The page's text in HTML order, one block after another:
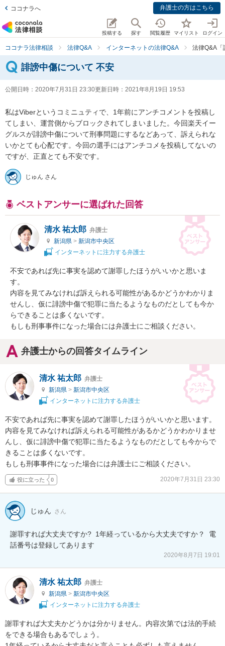
ココナラへ 弁護士の方はこちら
投稿する 探す 閲覧履歴 マイリスト ログイン
ココナラ法律相談 法律Q&A インターネットの法律Q&A 法律Q&A「
誹謗中傷について 不安
公開日時： 2020年7月31日 23:30更新日時： 2021年8月19日 19:53
私はViberというコミニュティで、1年前にアンチコメントを投稿し
てしまい、運営側からブロックされてしまいました。今回楽天イー
グルスが誹謗中傷について刑事問題にするなどあって、訴えられな
いかとても心配です。今回の選手にはアンチコメを投稿してないの
ですが、正直とても不安です。
じゅん さん
ベストアンサーに選ばれた回答
清水 祐太郎 弁護士
新潟県 > 新潟市中央区
インターネットに注力する弁護士
不安であれば先に事実を認めて謝罪したほうがいいかと思いま
す。
内容を見てみなければ訴えられる可能性があるかどうかわかりま
せんし、仮に誹謗中傷で犯罪に当たるようなものだとしても今か
らできることは多くないです。
もしも刑事事件になった場合には弁護士にご相談ください。
弁護士からの回答タイムライン
清水 祐太郎 弁護士
新潟県 > 新潟市中央区
インターネットに注力する弁護士
不安であれば先に事実を認めて謝罪したほうがいいかと思います。
内容を見てみなければ訴えられる可能性があるかどうかわかりませ
んし、仮に誹謗中傷で犯罪に当たるようなものだとしても今からで
きることは多くないです。
もしも刑事事件になった場合には弁護士にご相談ください。
役に立った 0 2020年7月31日 23:30
じゅん さん
謝罪すれば大丈夫ですか?  1年経っているから大丈夫ですか？  電
話番号は登録してあります
2020年8月7日 19:01
清水 祐太郎 弁護士
新潟県 > 新潟市中央区
インターネットに注力する弁護士
謝罪すれば大丈夫かどうかは分かりません。内容次第では法的手続
をできる場合もあるでしょう。